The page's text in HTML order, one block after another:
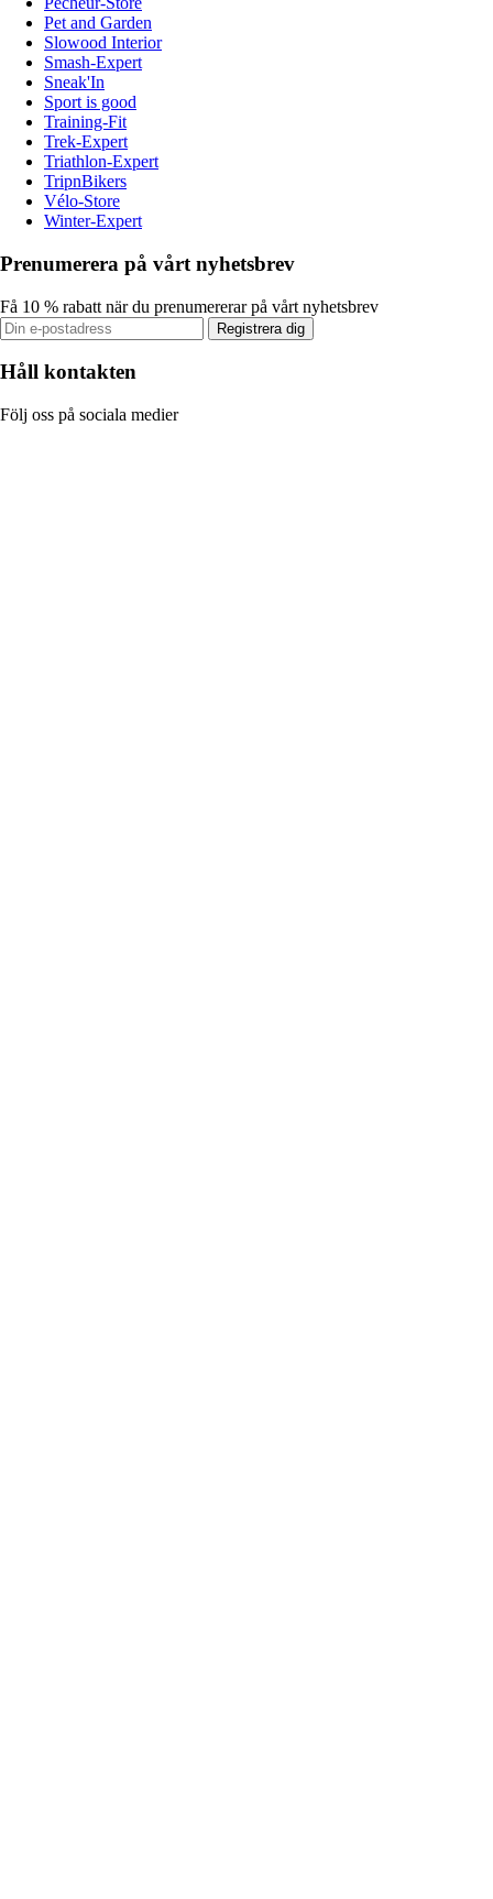
Pet and Garden
Slowood Interior
Smash-Expert
Sneak'In
Sport is good
Training-Fit
Trek-Expert
Triathlon-Expert
TripnBikers
Vélo-Store
Winter-Expert
Prenumerera på vårt nyhetsbrev
Få 10 % rabatt när du prenumererar på vårt nyhetsbrev
Registrera dig
Håll kontakten
Följ oss på sociala medier